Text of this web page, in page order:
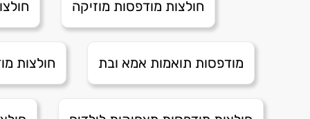
חולצות מודפסות מוזיקה
מודפסות תואמות אמא ובת חולצות